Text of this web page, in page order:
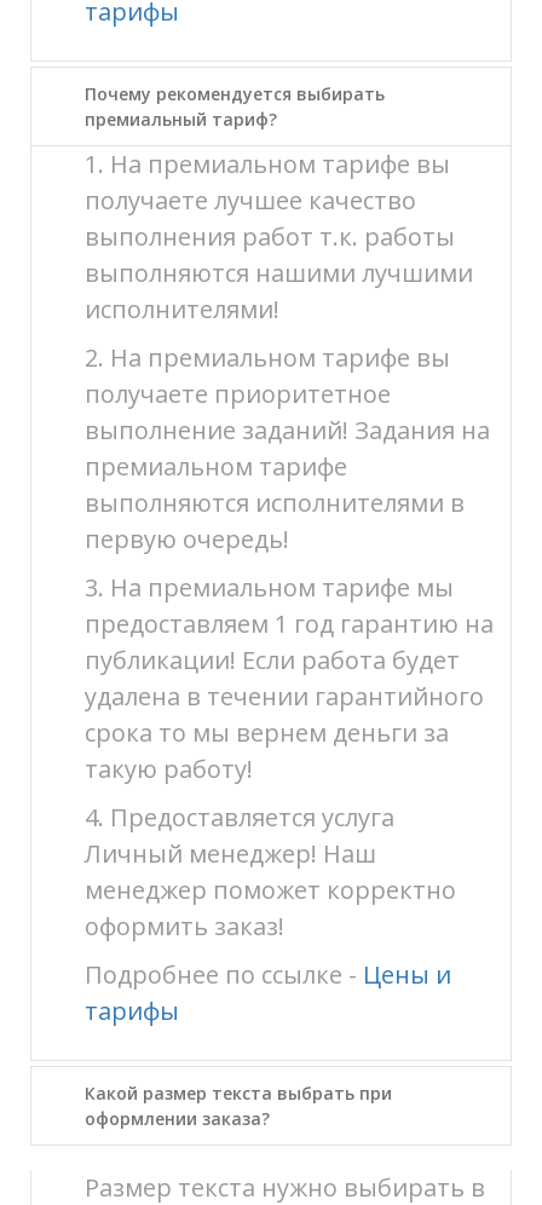
тарифы
Почему рекомендуется выбирать
премиальный тариф?
1. На премиальном тарифе вы
получаете лучшее качество
выполнения работ т.к. работы
выполняются нашими лучшими
исполнителями!
2. На премиальном тарифе вы
получаете приоритетное
выполнение заданий! Задания на
премиальном тарифе
выполняются исполнителями в
первую очередь!
3. На премиальном тарифе мы
предоставляем 1 год гарантию на
публикации! Если работа будет
удалена в течении гарантийного
срока то мы вернем деньги за
такую работу!
4. Предоставляется услуга
Личный менеджер! Наш
менеджер поможет корректно
оформить заказ!
Подробнее по ссылке - Цены и
тарифы
Какой размер текста выбрать при
оформлении заказа?
Размер текста нужно выбирать в